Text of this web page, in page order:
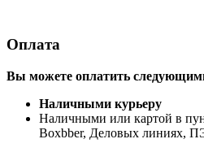
Оплата
Вы можете оплатить
Наличными курьеру
Наличными или картой в
Boxbber, Деловых линиях,